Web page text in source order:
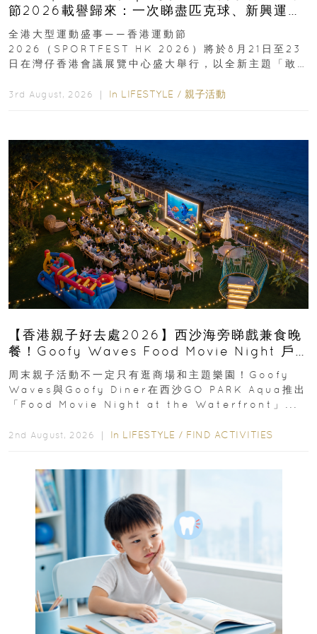
節2026載譽歸來：一次睇盡匹克球、新興運
動、街舞比賽＋逾百運動品牌展覽
全港大型運動盛事——香港運動節
2026（SPORTFEST HK 2026）將於8月21日至23
日在灣仔香港會議展覽中心盛大舉行，以全新主題「敢
3rd August, 2026 ｜ In LIFESTYLE / 親子活動
【香港親子好去處2026】西沙海旁睇戲兼食晚
餐！Goofy Waves Food Movie Night 戶
外影院逢週末登場
周末親子活動不一定只有逛商場和主題樂園！Goofy
Waves與Goofy Diner在西沙GO PARK Aqua推出
「Food Movie Night at the Waterfront」...
2nd August, 2026 ｜ In LIFESTYLE / FIND ACTIVITIES